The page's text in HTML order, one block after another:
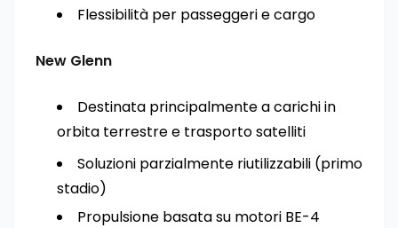
Flessibilità per passeggeri e cargo
New Glenn
Destinata principalmente a carichi in
orbita terrestre e trasporto satelliti
Soluzioni parzialmente riutilizzabili (primo
stadio)
Propulsione basata su motori BE-4